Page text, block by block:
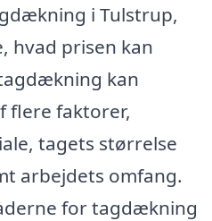
i Tulstrup,
hvad prisen kan
kan
flere faktorer,
tagets størrelse
arbejdets omfang.
for tagdækning